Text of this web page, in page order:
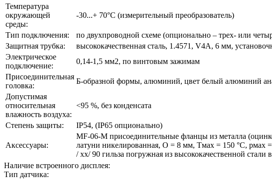
Температура
окружающей
среды:
-30...+ 70°C (измерительный преобразователь)
Тип подключения:
по двухпроводной схеме (опционально – трех- или
Защитная трубка:
высококачественная сталь, 1.4571, V4A, 6 мм,
Электрическое
подключение:
0,14-1,5 мм2, по винтовым зажимам
Присоединительная
головка:
Б-образной формы, алюминий, цвет белый алюминий
Допустимая
относительная
влажность воздуха:
<95 %, без конденсата
Степень защиты: IP54, (IP65 опционально)
Аксессуары:
MF-06-M присоединительные фланцы из металла
латуни никелированная, O = 8 мм, Tмax = 150 °C, pмax
/ xx/ 90 гильза погружная из высококачественной
Наличие встроенного дисплея:
Тип датчика: